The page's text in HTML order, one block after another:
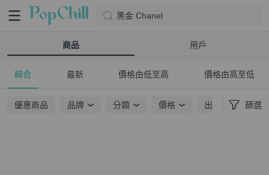
黑金 Chanel
商品 用戶
綜合 最新 價格由低至高 價格由高至低
優惠商品 品牌 分類 價格 出貨地點 篩選